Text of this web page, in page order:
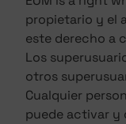
propietario y el
este derecho a
Los
otros
Cualquier
puede activar y